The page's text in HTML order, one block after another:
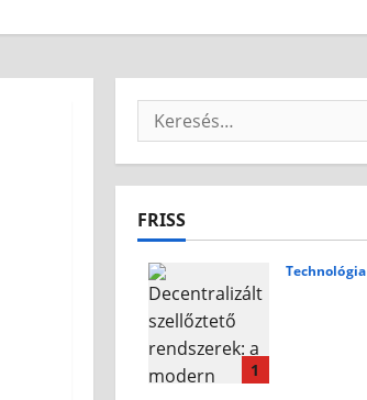
FRISS
1
Technológia